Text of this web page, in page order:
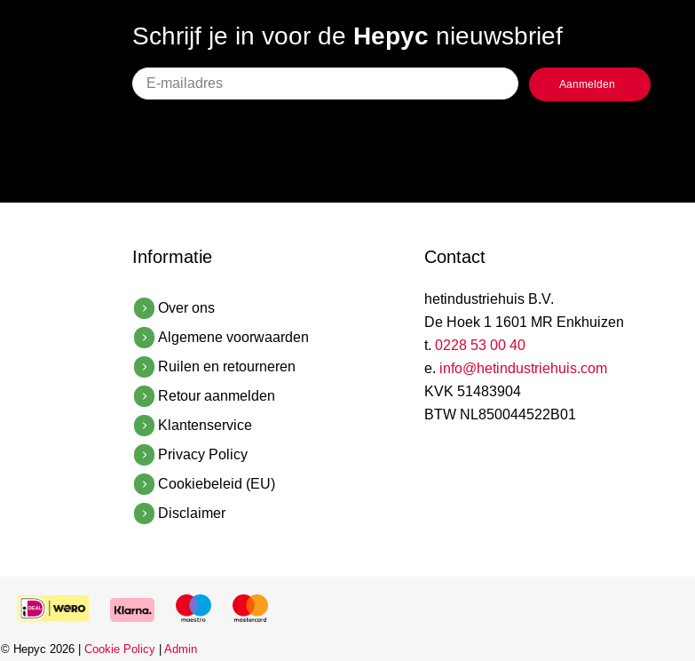
Schrijf je in voor de Hepyc nieuwsbrief
Geen
titel
Informatie
Over ons
Algemene voorwaarden
Ruilen en retourneren
Retour aanmelden
Klantenservice
Privacy Policy
Cookiebeleid (EU)
Disclaimer
Contact
hetindustriehuis B.V.
De Hoek 1 1601 MR Enkhuizen
t. 0228 53 00 40
e. info@hetindustriehuis.com
KVK 51483904
BTW NL850044522B01
© Hepyc 2026 | Cookie Policy| Admin